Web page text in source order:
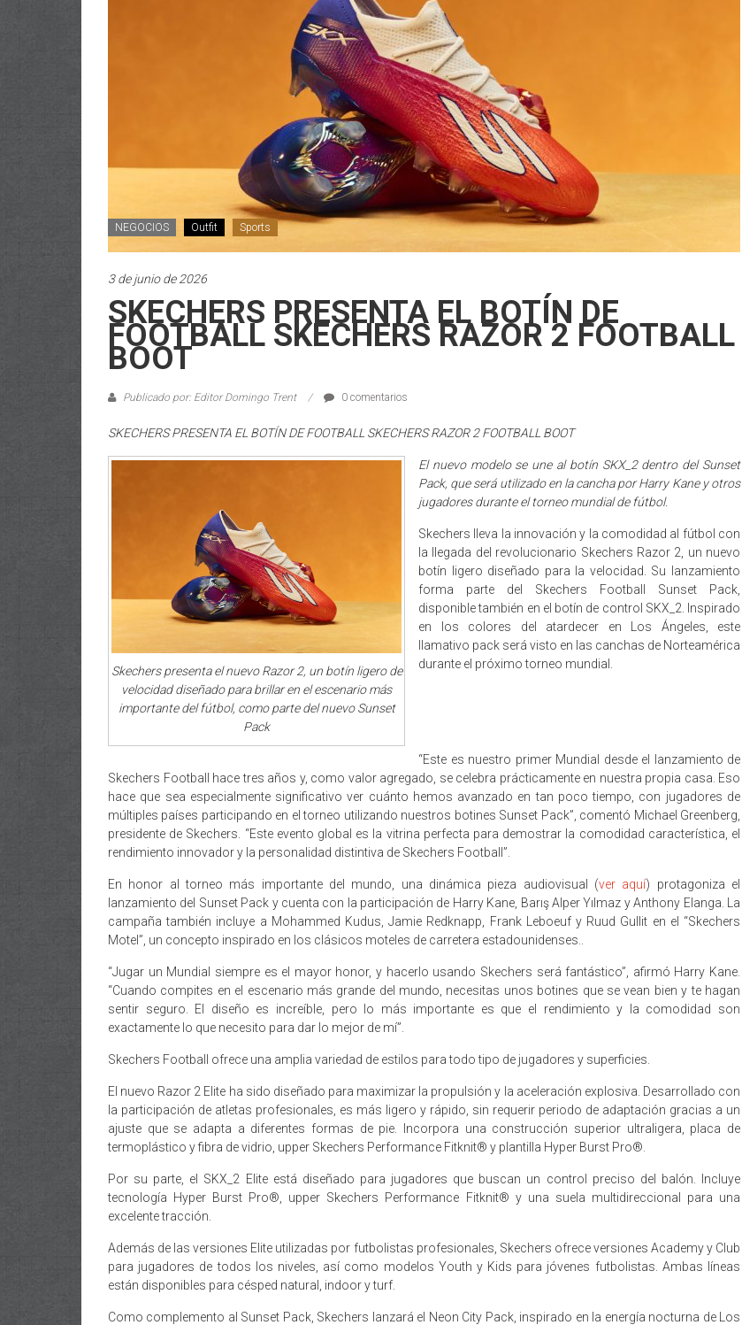
NEGOCIOS Outfit Sports
3 de junio de 2026
SKECHERS PRESENTA EL BOTÍN DE
FOOTBALL SKECHERS RAZOR 2 FOOTBALL
BOOT
Publicado por: Editor Domingo Trent 0 comentarios
SKECHERS PRESENTA EL BOTÍN DE FOOTBALL SKECHERS RAZOR 2 FOOTBALL BOOT
Skechers presenta el nuevo Razor 2, un botín ligero de
velocidad diseñado para brillar en el escenario más
importante del fútbol, como parte del nuevo Sunset
Pack
El nuevo modelo se une al botín SKX_2 dentro del Sunset
Pack, que será utilizado en la cancha por Harry Kane y otros
jugadores durante el torneo mundial de fútbol.
Skechers lleva la innovación y la comodidad al fútbol con
la llegada del revolucionario Skechers Razor 2, un nuevo
botín ligero diseñado para la velocidad. Su lanzamiento
forma parte del Skechers Football Sunset Pack,
disponible también en el botín de control SKX_2. Inspirado
en los colores del atardecer en Los Ángeles, este
llamativo pack será visto en las canchas de Norteamérica
durante el próximo torneo mundial.
“Este es nuestro primer Mundial desde el lanzamiento de
Skechers Football hace tres años y, como valor agregado, se celebra prácticamente en nuestra propia casa. Eso
hace que sea especialmente significativo ver cuánto hemos avanzado en tan poco tiempo, con jugadores de
múltiples países participando en el torneo utilizando nuestros botines Sunset Pack”, comentó Michael Greenberg,
presidente de Skechers. “Este evento global es la vitrina perfecta para demostrar la comodidad característica, el
rendimiento innovador y la personalidad distintiva de Skechers Football”.
En honor al torneo más importante del mundo, una dinámica pieza audiovisual (ver aquí) protagoniza el
lanzamiento del Sunset Pack y cuenta con la participación de Harry Kane, Barış Alper Yılmaz y Anthony Elanga. La
campaña también incluye a Mohammed Kudus, Jamie Redknapp, Frank Leboeuf y Ruud Gullit en el “Skechers
Motel”, un concepto inspirado en los clásicos moteles de carretera estadounidenses..
“Jugar un Mundial siempre es el mayor honor, y hacerlo usando Skechers será fantástico”, afirmó Harry Kane.
“Cuando compites en el escenario más grande del mundo, necesitas unos botines que se vean bien y te hagan
sentir seguro. El diseño es increíble, pero lo más importante es que el rendimiento y la comodidad son
exactamente lo que necesito para dar lo mejor de mí”.
Skechers Football ofrece una amplia variedad de estilos para todo tipo de jugadores y superficies.
El nuevo Razor 2 Elite ha sido diseñado para maximizar la propulsión y la aceleración explosiva. Desarrollado con
la participación de atletas profesionales, es más ligero y rápido, sin requerir periodo de adaptación gracias a un
ajuste que se adapta a diferentes formas de pie. Incorpora una construcción superior ultraligera, placa de
termoplástico y fibra de vidrio, upper Skechers Performance Fitknit® y plantilla Hyper Burst Pro®.
Por su parte, el SKX_2 Elite está diseñado para jugadores que buscan un control preciso del balón. Incluye
tecnología Hyper Burst Pro®, upper Skechers Performance Fitknit® y una suela multidireccional para una
excelente tracción.
Además de las versiones Elite utilizadas por futbolistas profesionales, Skechers ofrece versiones Academy y Club
para jugadores de todos los niveles, así como modelos Youth y Kids para jóvenes futbolistas. Ambas líneas
están disponibles para césped natural, indoor y turf.
Como complemento al Sunset Pack, Skechers lanzará el Neon City Pack, inspirado en la energía nocturna de Los